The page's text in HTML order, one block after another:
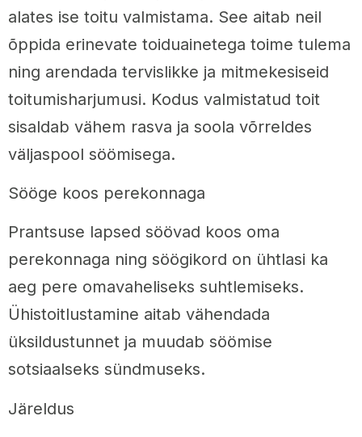
alates ise toitu valmistama. See aitab neil
õppida erinevate toiduainetega toime tulema
ning arendada tervislikke ja mitmekesiseid
toitumisharjumusi. Kodus valmistatud toit
sisaldab vähem rasva ja soola võrreldes
väljaspool söömisega.
Sööge koos perekonnaga
Prantsuse lapsed söövad koos oma
perekonnaga ning söögikord on ühtlasi ka
aeg pere omavaheliseks suhtlemiseks.
Ühistoitlustamine aitab vähendada
üksildustunnet ja muudab söömise
sotsiaalseks sündmuseks.
Järeldus